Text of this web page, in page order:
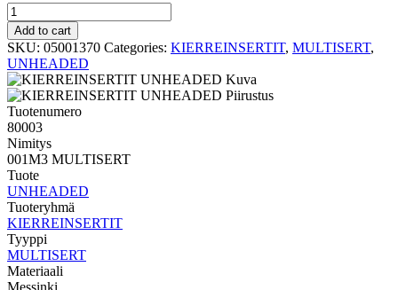
MULTISERT
UNHEADED
001M3
MULTISERT
quantity
Add to cart
SKU: 05001370 Categories: KIERREINSERTIT, MULTISERT,
UNHEADED
Tuotenumero
80003
Nimitys
001M3 MULTISERT
Tuote
UNHEADED
Tuoteryhmä
KIERREINSERTIT
Tyyppi
MULTISERT
Materiaali
Messinki